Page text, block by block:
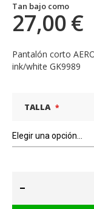
Tan bajo como
27,00 €
Pantalón corto
ink/white GK9989
TALLA